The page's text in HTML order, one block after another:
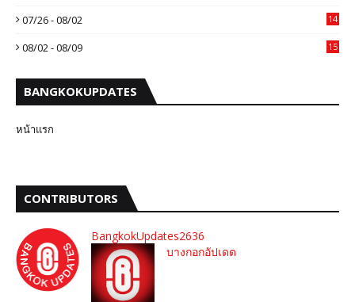
07/26 - 08/02 14
08/02 - 08/09 15
BANGKOKUPDATES
หน้าแรก
CONTRIBUTORS
BangkokUpdates2636
บางกอกอัปเดต